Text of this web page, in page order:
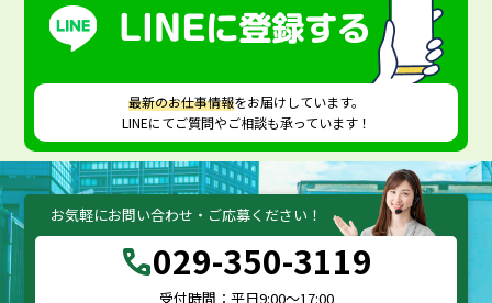
2024年7月 (2)
最新のお仕事情報をお届けしています。
LINEにてご質問やご相談も承っています！
お気軽にお問い合わせ・ご応募ください！
call029-350-3119
受付時間：平日9:00～17:00